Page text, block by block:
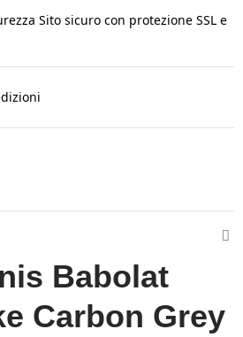
Sito sicuro con protezione SSL e
Babolat
Carbon Grey